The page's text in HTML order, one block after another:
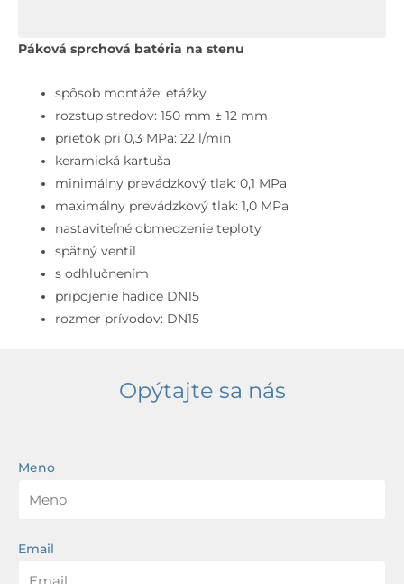
Sprchová
leštený
vzhľad
zlata
Páková sprchová batéria na stenu
spôsob montáže: etážky
rozstup stredov: 150 mm ± 12 mm
prietok pri 0,3 MPa: 22 l/min
keramická kartuša
minimálny prevádzkový tlak: 0,1 MPa
maximálny prevádzkový tlak: 1,0 MPa
nastaviteľné obmedzenie teploty
spätný ventil
s odhlučnením
pripojenie hadice DN15
rozmer prívodov: DN15
Opýtajte sa nás
Meno
Email